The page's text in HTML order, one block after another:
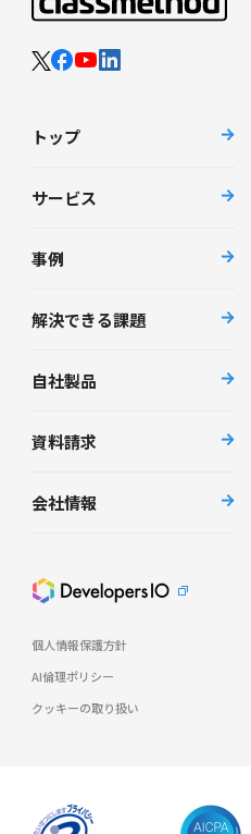
トップ
サービス
事例
解決できる課題
自社製品
資料請求
会社情報
個人情報保護方針
AI倫理ポリシー
クッキーの取り扱い